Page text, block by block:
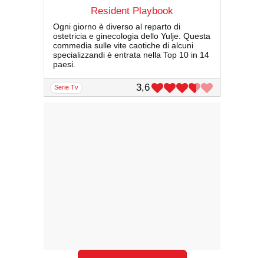
Resident Playbook
Ogni giorno è diverso al reparto di
ostetricia e ginecologia dello Yulje. Questa
commedia sulle vite caotiche di alcuni
specializzandi è entrata nella Top 10 in 14
paesi.
serie Tv 3,6